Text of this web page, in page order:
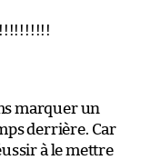
marquer un
derrière. Car
à le mettre